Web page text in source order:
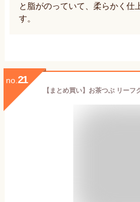
と脂がのっていて、柔らかく仕
す。
no. 21